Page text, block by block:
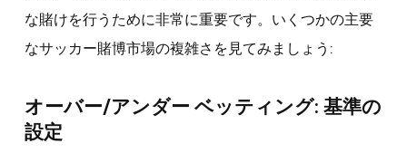
な賭けを行うために非常に重要です。いくつかの主要
なサッカー賭博市場の複雑さを見てみましょう:
オーバー/アンダー ベッティング: 基準の
設定